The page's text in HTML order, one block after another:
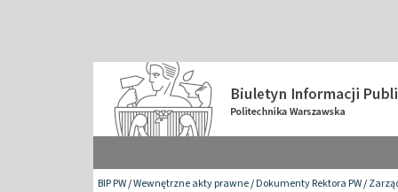
BIP PW/Wewnętrzne akty prawne/Dokumenty Rektora PW/